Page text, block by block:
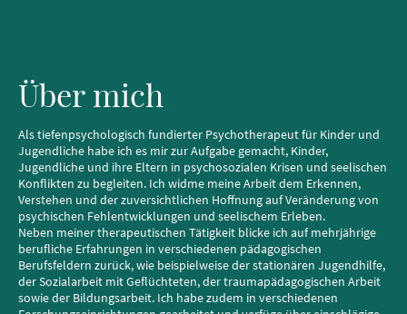
Über mich
Als tiefenpsychologisch fundierter Psychotherapeut für Kinder und
Jugendliche habe ich es mir zur Aufgabe gemacht, Kinder,
Jugendliche und ihre Eltern in psychosozialen Krisen und seelischen
Konflikten zu begleiten. Ich widme meine Arbeit dem Erkennen,
Verstehen und der zuversichtlichen Hoffnung auf Veränderung von
psychischen Fehlentwicklungen und seelischem Erleben.
Neben meiner therapeutischen Tätigkeit blicke ich auf mehrjährige
berufliche Erfahrungen in verschiedenen pädagogischen
Berufsfeldern zurück, wie beispielweise der stationären Jugendhilfe,
der Sozialarbeit mit Geflüchteten, der traumapädagogischen Arbeit
sowie der Bildungsarbeit. Ich habe zudem in verschiedenen